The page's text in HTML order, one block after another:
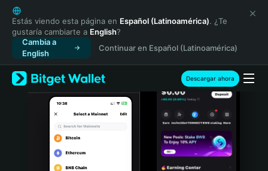
English
日本語
Tiếng Việt
Русский
Español (Latinoamérica)
Türkçe
Italiano
Português (Portugal)
Estás viendo esta página en Español (Latinoamérica). ¿Te
gustaría cambiarte a English?
Cambia a
English
Continuar en Español (Latinoamérica)
Descargar ahora